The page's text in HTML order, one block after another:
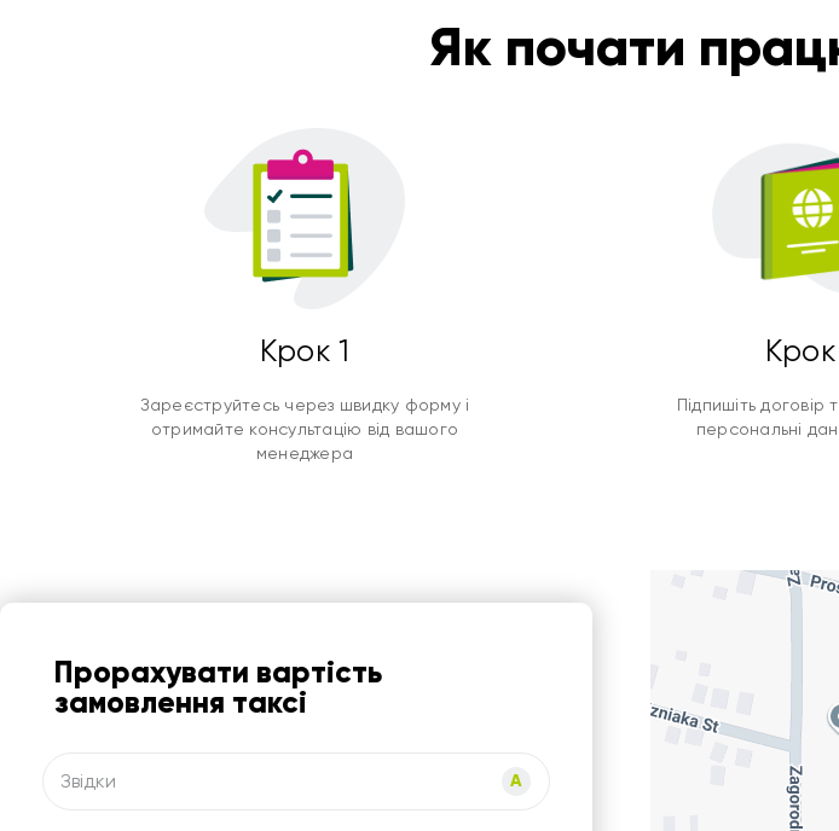
Як почати
Крок 1
Зареєструйтесь через швидку форму і
отримайте консультацію від вашого
менеджера
Підпишіть
персональні
Прорахувати вартість
замовлення таксі
Звідки A